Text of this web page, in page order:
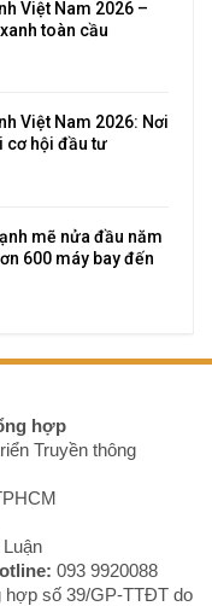
Việt Nam 2026 –
toàn cầu
Việt Nam 2026: Nơi
cơ hội đầu tư
mẽ nửa đầu năm
600 máy bay đến
hợp
Truyền thông
093 9920088‬
hợp số 39/GP-TTĐT do